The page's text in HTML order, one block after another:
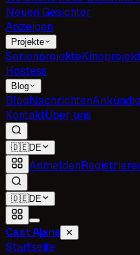
Neuen Gesichter
Anzeigen
Projekte
Serienprojekte
Hostess
Blog
BlogNachrichten
KontaktÜber uns
🇩🇪DE
Anmelden
🇩🇪DE
Cast Ajans ✕
Startseite